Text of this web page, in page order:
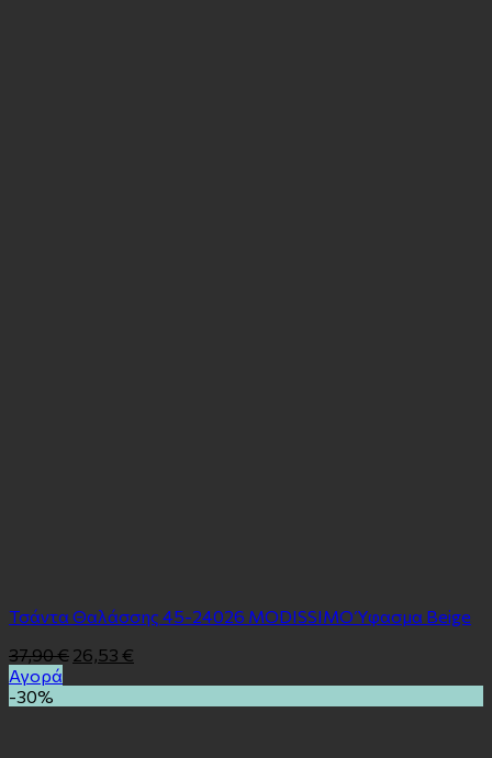
Τσάντα Θαλάσσης 45-24026 MODISSIMO Ύφασμα Beige
37,90€ 26,53 €
Αγορά
-30%